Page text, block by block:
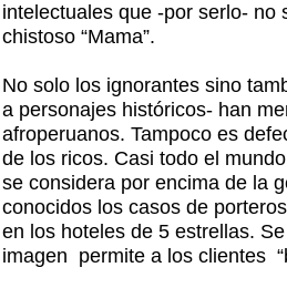
intelectuales que -por serlo- no
chistoso “Mama”.
No solo los ignorantes sino
a personajes históricos- han
afroperuanos. Tampoco es
de los ricos. Casi todo el
se considera por encima de la
conocidos los casos de
en los hoteles de 5 estrellas.
imagen permite a los clientes